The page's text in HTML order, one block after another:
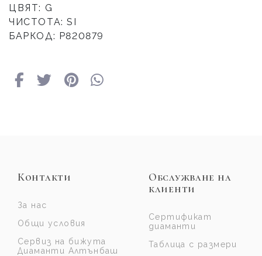
ЦВЯТ: G
ЧИСТОТА: SI
БАРКОД: Р820879
Контакти
За нас
Общи условия
Сервиз на бижута
Диаманти Алтънбаш
Обслужване на
клиенти
Сертификат
диаманти
Таблица с размери